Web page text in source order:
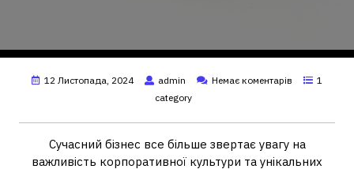
12 Листопада, 2024 admin Немає коментарів
1
category
Сучасний бізнес все більше звертає увагу на
важливість корпоративної культури та унікальних